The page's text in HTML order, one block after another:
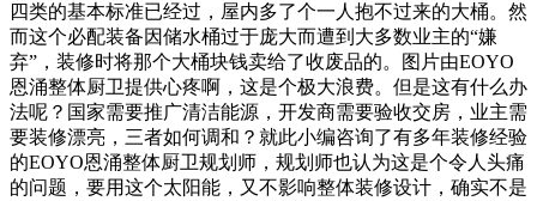
四类的基本标准已经过，屋内多了个一人抱不过来的大桶。然
而这个必配装备因储水桶过于庞大而遭到大多数业主的“嫌
弃”，装修时将那个大桶块钱卖给了收废品的。图片由EOYO
恩涌整体厨卫提供心疼啊，这是个极大浪费。但是这有什么办
法呢？国家需要推广清洁能源，开发商需要验收交房，业主需
要装修漂亮，三者如何调和？就此小编咨询了有多年装修经验
的EOYO恩涌整体厨卫规划师，规划师也认为这是个令人头痛
的问题，要用这个太阳能，又不影响整体装修设计，确实不是